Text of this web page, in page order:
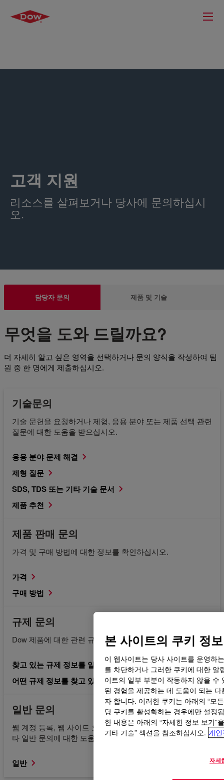
고객 지원
리소스를 살펴보거나 당사에 문의하십시
오.
담당자 문의 제품 및 기술
무엇을 도와 드릴까요?
더 자세히 알고 싶은 영역을 선택하거나 문의 양식을 작성하여 팀
원 중 한 명에게 제출하십시오.
기술문의
기술 문헌을 요청하거나 제형, 응용 분야 또는 제품 선택 관련
질문에 대한 도움을 받으십시오.
응용 분야 문제 해결
제형 질문
SDS, TDS 또는 기타 기술 문서
제품 추천
제품 판매 문의
가격 및 구매 방법에 대한 정보를 확인하십시오.
가격
구매 방법
규제 문의
Dow 제품에 대한 관련 규제 문서를 요청합니다.
찾고 있는 규제 정보를 알고 있습니다.
어떤 규제 정보를 찾고 있는지 모르겠습니다.
일반 문의
웹 계정 등록, 웹 사이트 오류, 콘텐츠 액세스 또는 찾기 및 기
타 일반 문의에 대한 도움을 받으십시오.
일반
본 사이트의 쿠키 정보
이 웹사이트는 당사 사이트를 운영하
를 차단하거나 그러한 쿠키에 대한
이트의 일부 부분이 작동하지 않을
된 경험을 제공하는 데 도움이 되는
자 합니다. 이러한 쿠키는 아래의 “모
당 쿠키를 활성화하는 경우에만 설정
한 내용은 아래의 “자세한 정보 보기”
기타 기술” 섹션을 참조하십시오. 개
자세